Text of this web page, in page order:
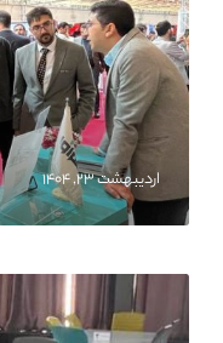
اردیبهشت ۲۳, ۱۴۰۴